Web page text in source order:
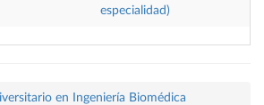
especialidad)
en Ingeniería Biomédica